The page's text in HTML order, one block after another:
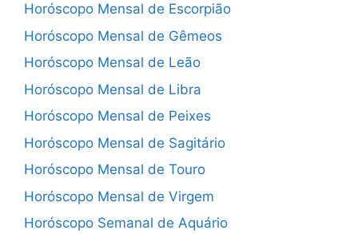
Horóscopo Mensal de Escorpião
Horóscopo Mensal de Gêmeos
Horóscopo Mensal de Leão
Horóscopo Mensal de Libra
Horóscopo Mensal de Peixes
Horóscopo Mensal de Sagitário
Horóscopo Mensal de Touro
Horóscopo Mensal de Virgem
Horóscopo Semanal de Aquário